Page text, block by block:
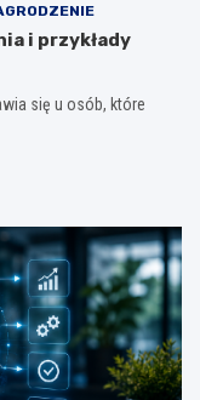
i przykłady
się u osób, które